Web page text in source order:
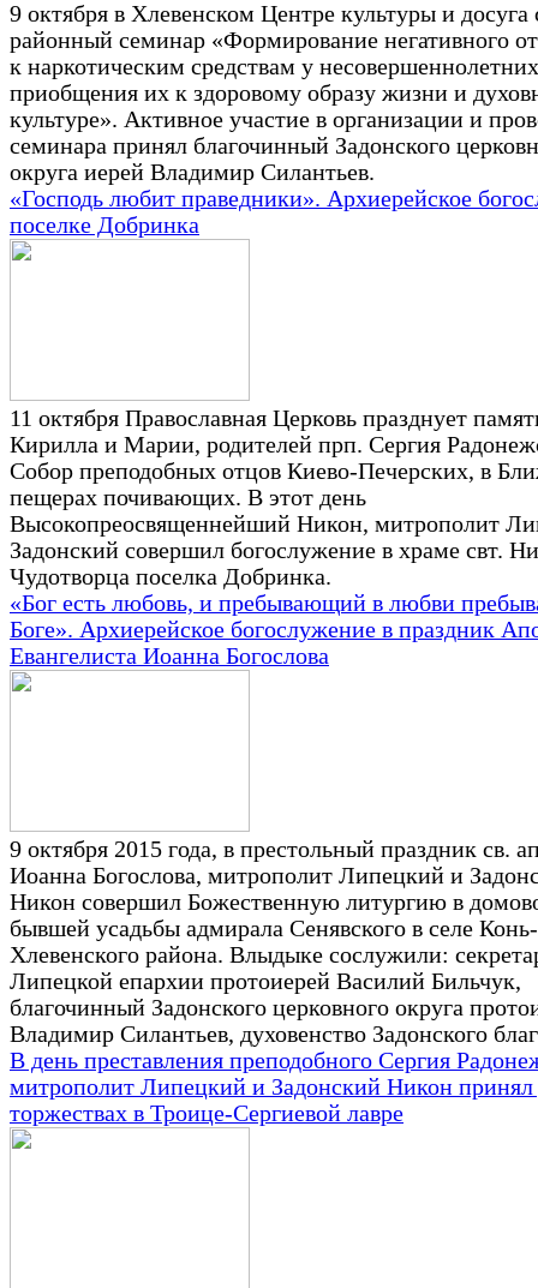
9 октября в Хлевенском Центре культуры и досуга
районный семинар «Формирование негативного
к наркотическим средствам у
приобщения их к здоровому образу жизни и
культуре». Активное участие в организации и
семинара принял благочинный Задонского
округа иерей Владимир Силантьев.
«Господь любит праведники». Архиерейское
поселке Добринка
11 октября Православная Церковь празднует
Кирилла и Марии, родителей прп. Сергия
Собор преподобных отцов Киево-Печерских, в
пещерах почивающих. В этот день
Высокопреосвященнейший Никон, митрополит
Задонский совершил богослужение в храме свт.
Чудотворца поселка Добринка.
«Бог есть любовь, и пребывающий в любви
Боге». Архиерейское богослужение в праздник
Евангелиста Иоанна Богослова
9 октября 2015 года, в престольный праздник св.
Иоанна Богослова, митрополит Липецкий и
Никон совершил Божественную литургию в
бывшей усадьбы адмирала Сенявского в селе
Хлевенского района. Влыдыке сослужили:
Липецкой епархии протоиерей Василий Бильчук,
благочинный Задонского церковного округа
Владимир Силантьев, духовенство Задонского
В день преставления преподобного Сергия
митрополит Липецкий и Задонский Никон принял
торжествах в Троице-Сергиевой лавре